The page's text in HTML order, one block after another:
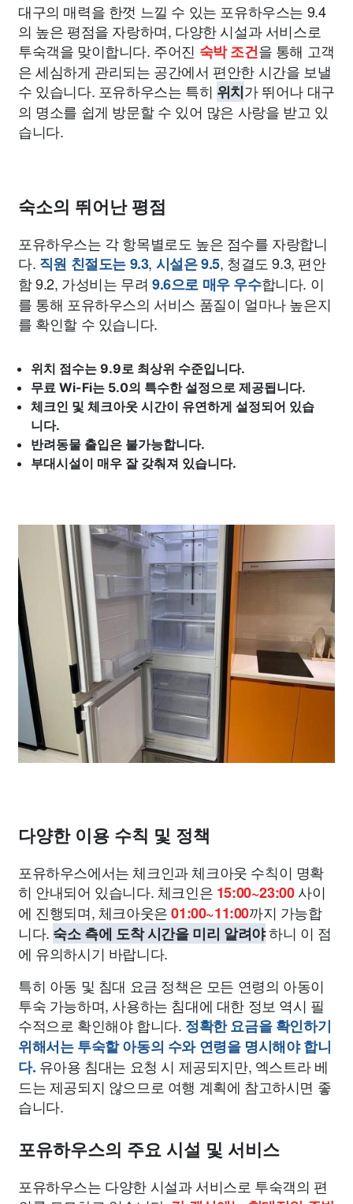
대구의 매력을 한껏 느낄 수 있는 포유하우스는 9.4
의 높은 평점을 자랑하며, 다양한 시설과 서비스로
투숙객을 맞이합니다. 주어진 숙박 조건을 통해 고객
은 세심하게 관리되는 공간에서 편안한 시간을 보낼
수 있습니다. 포유하우스는 특히 위치가 뛰어나 대구
의 명소를 쉽게 방문할 수 있어 많은 사랑을 받고 있
습니다.
숙소의 뛰어난 평점
포유하우스는 각 항목별로도 높은 점수를 자랑합니
다. 직원 친절도는 9.3, 시설은 9.5, 청결도 9.3, 편안
함 9.2, 가성비는 무려 9.6으로 매우 우수합니다. 이
를 통해 포유하우스의 서비스 품질이 얼마나 높은지
를 확인할 수 있습니다.
위치 점수는 9.9로 최상위 수준입니다.
무료 Wi-Fi는 5.0의 특수한 설정으로 제공됩니다.
체크인 및 체크아웃 시간이 유연하게 설정되어 있습
니다.
반려동물 출입은 불가능합니다.
부대시설이 매우 잘 갖춰져 있습니다.
다양한 이용 수칙 및 정책
포유하우스에서는 체크인과 체크아웃 수칙이 명확
히 안내되어 있습니다. 체크인은 15:00~23:00사이
에 진행되며, 체크아웃은01:00~11:00까지 가능합
니다. 숙소 측에 도착 시간을 미리 알려야하니 이 점
에 유의하시기 바랍니다.
특히 아동 및 침대 요금 정책은 모든 연령의 아동이
투숙 가능하며, 사용하는 침대에 대한 정보 역시 필
수적으로 확인해야 합니다. 정확한 요금을 확인하기
위해서는 투숙할 아동의 수와 연령을 명시해야 합니
다. 유아용 침대는 요청 시 제공되지만, 엑스트라 베
드는 제공되지 않으므로 여행 계획에 참고하시면 좋
습니다.
포유하우스의 주요 시설 및 서비스
포유하우스는 다양한 시설과 서비스로 투숙객의 편